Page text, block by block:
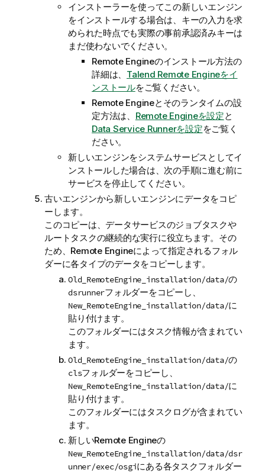
インストーラーを使ってこの新しいエンジン
をインストールする場合は、キーの入力を求
められた時点でも実際の事前承認済みキーは
まだ使わないでください。
Remote Engineのインストール方法の
詳細は、 Talend Remote Engineをイ
ンストールをご覧ください。
Remote Engineとそのランタイムの設
定方法は、 Remote Engineを設定と
Data Service Runnerを設定をご覧く
ださい。
新しいエンジンをシステムサービスとしてイ
ンストールした場合は、次の手順に進む前に
サービスを停止してください。
古いエンジンから新しいエンジンにデータをコピ
ーします。
このコピーは、データサービスのジョブタスクや
ルートタスクの継続的な実行に役立ちます。その
ため、Remote Engineによって指定されるフォル
ダーに各タイプのデータをコピーします。
Old_RemoteEngine_installation/data/の
dsrunnerフォルダーをコピーし、
New_RemoteEngine_installation/data/に
貼り付けます。
このフォルダーにはタスク情報が含まれてい
ます。
Old_RemoteEngine_installation/data/の
clsフォルダーをコピーし、
New_RemoteEngine_installation/data/に
貼り付けます。
このフォルダーにはタスクログが含まれてい
ます。
新しいRemote Engineの
New_RemoteEngine_installation/data/dsr
unner/exec/osgiにある各タスクフォルダー